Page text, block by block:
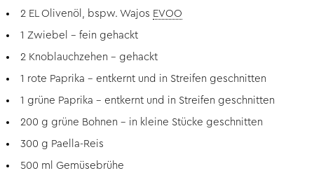
2 EL Olivenöl, bspw. Wajos EVOO
1 Zwiebel – fein gehackt
2 Knoblauchzehen – gehackt
1 rote Paprika – entkernt und in Streifen geschnitten
1 grüne Paprika – entkernt und in Streifen geschnitten
200 g grüne Bohnen – in kleine Stücke geschnitten
300 g Paella-Reis
500 ml Gemüsebrühe